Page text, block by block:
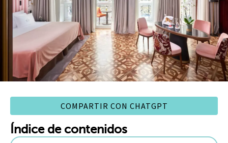
COMPARTIR CON CHATGPT
Índice de contenidos